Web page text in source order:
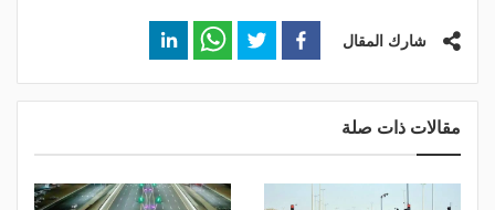
شارك المقال
مقالات ذات صلة